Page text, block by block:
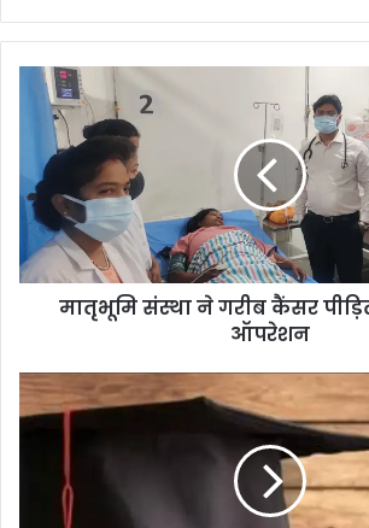
मातृभूमि संस्था ने गरीब कैंसर
ऑपरेशन